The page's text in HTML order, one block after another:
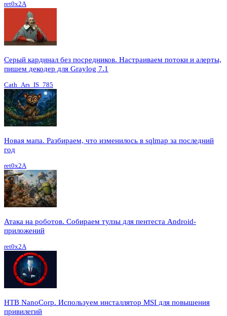
ret0x2A
Серый кардинал без посредников. Настраиваем потоки и алерты,
пишем декодер для Graylog 7.1
Cath_Ars_IS_785
Новая мапа. Разбираем, что изменилось в sqlmap за последний
год
ret0x2A
Атака на роботов. Собираем тулзы для пентеста Android-
приложений
ret0x2A
HTB NanoCorp. Используем инсталлятор MSI для повышения
привилегий